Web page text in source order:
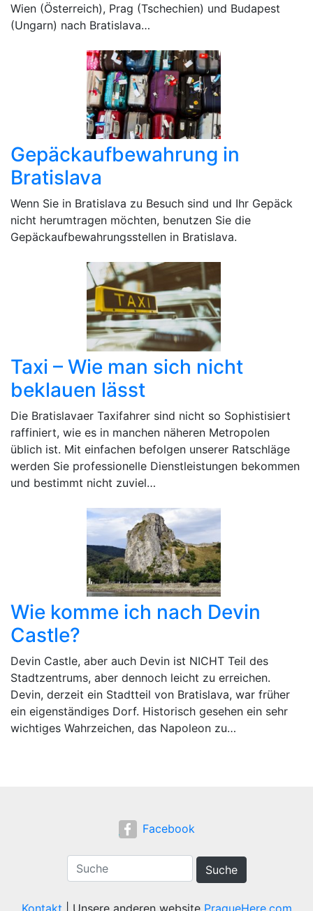
Wien (Österreich), Prag (Tschechien) und Budapest
(Ungarn) nach Bratislava…
Gepäckaufbewahrung in
Bratislava
Wenn Sie in Bratislava zu Besuch sind und Ihr Gepäck
nicht herumtragen möchten, benutzen Sie die
Gepäckaufbewahrungsstellen in Bratislava.
Taxi – Wie man sich nicht
beklauen lässt
Die Bratislavaer Taxifahrer sind nicht so Sophistisiert
raffiniert, wie es in manchen näheren Metropolen
üblich ist. Mit einfachen befolgen unserer Ratschläge
werden Sie professionelle Dienstleistungen bekommen
und bestimmt nicht zuviel…
Wie komme ich nach Devin
Castle?
Devin Castle, aber auch Devin ist NICHT Teil des
Stadtzentrums, aber dennoch leicht zu erreichen.
Devin, derzeit ein Stadtteil von Bratislava, war früher
ein eigenständiges Dorf. Historisch gesehen ein sehr
wichtiges Wahrzeichen, das Napoleon zu…
Facebook
Suche
Kontakt | Unsere anderen website PragueHere.com